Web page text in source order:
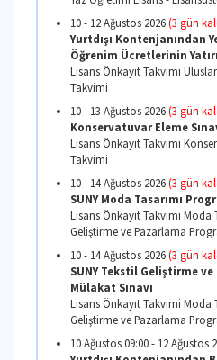
Ek Madde-1)
Lisans Yatay Geçiş,
Geçiş, Çap, Yandal ve
03 - 07 Ağustos 2026
Getiremeyen
Yaz Öğretimi Lisans
07 Ağustos 2026
Yaz Öğretimi Sonu
Yaz Öğretimi Lisans
08 - 15 Ağustos 2026
Yaz Öğretimi
Yaz Öğretimi Lisans
10 - 12 Ağustos 2026
Yurtdışı
Öğrenim